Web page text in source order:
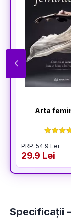
Arta
PRP: 54.9 Lei
29.9 Lei
Specificații -